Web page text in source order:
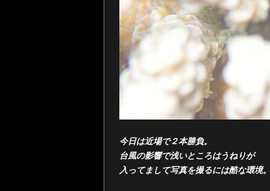
今日は近場で２本勝負。
台風の影響で浅いところはうねりが
入ってまして写真を撮るには酷な環境